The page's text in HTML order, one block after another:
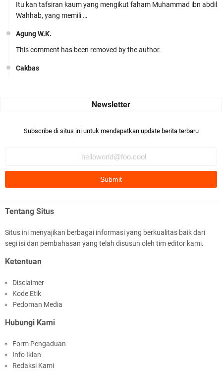
Itu kan tafsiran kaum yang mengikut faham Muhammad ibn abdil
Wahhab, yang memili …
Agung W.K.
This comment has been removed by the author.
Cakbas
Bismillaah semoga pembuat artikel Alloh berikan pemahaman yg
Ada sejumlah pertanyaan kepada Anda dan jawablah dengan
mengikuti ust. K …
Anonymous
Anonymous
It has proved a key customer retention tool for sports activities
guide operator …
Subscribe di situs ini untuk mendapatkan update berita terbaru
Tentang Situs
Situs ini menyajikan berbagai informasi yang berkualitas baik dari
segi isi dan pembahasan yang telah disusun oleh tim editor kami.
Ketentuan
Disclaimer
Kode Etik
Pedoman Media
Hubungi Kami
Form Pengaduan
Info Iklan
Redaksi Kami